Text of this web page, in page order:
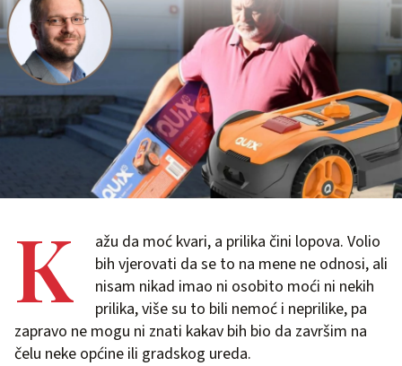
K
ažu da moć kvari, a prilika čini lopova. Volio
bih vjerovati da se to na mene ne odnosi, ali
nisam nikad imao ni osobito moći ni nekih
prilika, više su to bili nemoć i neprilike, pa
zapravo ne mogu ni znati kakav bih bio da završim na
čelu neke općine ili gradskog ureda.